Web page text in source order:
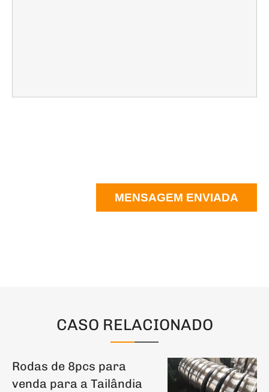
MENSAGEM ENVIADA
CASO RELACIONADO
Rodas de 8pcs para
venda para a Tailândia